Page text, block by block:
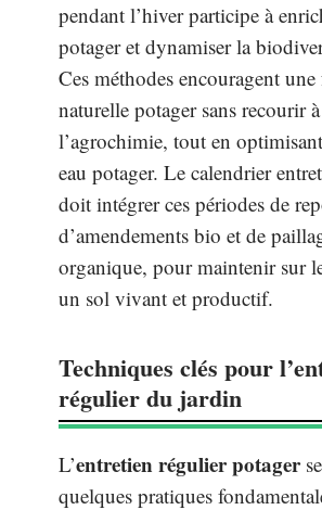
pendant l’hiver participe à
potager et dynamiser la
Ces méthodes encouragent
naturelle potager sans recourir à
l’agrochimie, tout en
eau potager. Le calendrier
doit intégrer ces périodes de
d’amendements bio et de
organique, pour maintenir sur
un sol vivant et productif.
Techniques clés pour
régulier du jardin
L’entretien régulier potager
quelques pratiques